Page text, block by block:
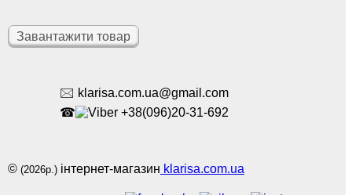
Завантажити товар
🖂 klarisa.com.ua@gmail.com
☎
+38(096)20-31-692
© (2026р.) інтернет-магазин klarisa.com.ua